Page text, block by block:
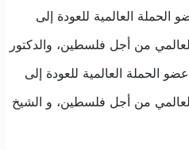
الحملة العالمية للعودة إلى
من أجل فلسطين، والدكتور
الحملة العالمية للعودة إلى
من أجل فلسطين، و الشيخ